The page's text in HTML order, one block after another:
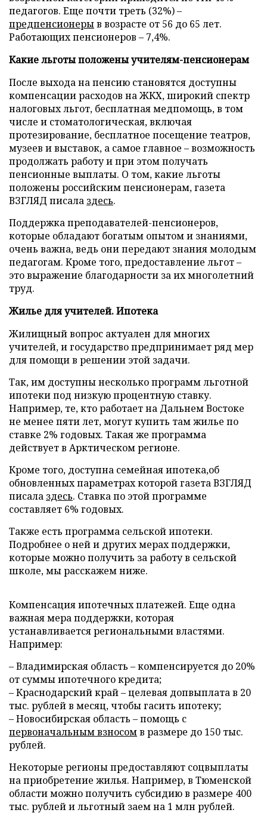
педагогов. Еще почти треть (32%) –
предпенсионерыв возрасте от 56 до 65 лет.
Работающих пенсионеров – 7,4%.
Какие льготы положены учителям-пенсионерам
После выхода на пенсию становятся доступны
компенсации расходов на ЖКХ, широкий спектр
налоговых льгот, бесплатная медпомощь, в том
числе и стоматологическая, включая
протезирование, бесплатное посещение театров,
музеев и выставок, а самое главное – возможность
продолжать работу и при этом получать
пенсионные выплаты. О том, какие льготы
положены российским пенсионерам, газета
ВЗГЛЯД писала здесь.
Поддержка преподавателей-пенсионеров,
которые обладают богатым опытом и знаниями,
очень важна, ведь они передают знания молодым
педагогам. Кроме того, предоставление льгот –
это выражение благодарности за их многолетний
труд.
Жилье для учителей. Ипотека
Жилищный вопрос актуален для многих
учителей, и государство предпринимает ряд мер
для помощи в решении этой задачи.
Так, им доступны несколько программ льготной
ипотеки под низкую процентную ставку.
Например, те, кто работает на Дальнем Востоке
не менее пяти лет, могут купить там жилье по
ставке 2% годовых. Такая же программа
действует в Арктическом регионе.
Кроме того, доступна семейная ипотека,об
обновленных параметрах которой газета ВЗГЛЯД
писала здесь. Ставка по этой программе
составляет 6% годовых.
Также есть программа сельской ипотеки.
Подробнее о ней и других мерах поддержки,
которые можно получить за работу в сельской
школе, мы расскажем ниже.
Компенсация ипотечных платежей. Еще одна
важная мера поддержки, которая
устанавливается региональными властями.
Например:
– Владимирская область – компенсируется до 20%
от суммы ипотечного кредита;
– Краснодарский край – целевая допвыплата в 20
тыс. рублей в месяц, чтобы гасить ипотеку;
– Новосибирская область – помощь с
первоначальным взносомв размере до 150 тыс.
рублей.
Некоторые регионы предоставляют соцвыплаты
на приобретение жилья. Например, в Тюменской
области можно получить субсидию в размере 400
тыс. рублей и льготный заем на 1 млн рублей.